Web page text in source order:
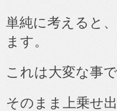
単純に考えると
ます。
これは大変な事で
そのまま上乗せ